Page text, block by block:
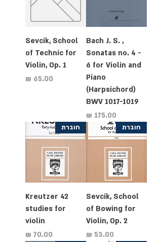
Bach J. S. ,
Sonatas no. 4 -
6 for Violin and
Piano
(Harpsichord)
BWV 1017-1019
מחיר
Sevcik, School
of Technic for
Violin, Op. 1
מחיר
חוברת
Sevcik, School
of Bowing for
Violin, Op. 2
מחיר
חוברת
Kreutzer 42
studies for
violin
מחיר